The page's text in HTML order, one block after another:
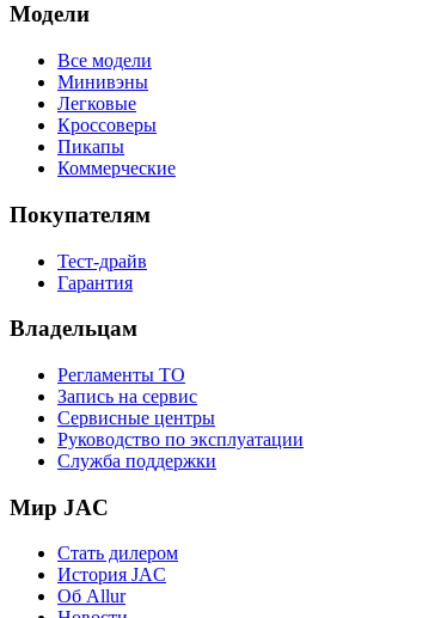
Модели
Все модели
Минивэны
Легковые
Кроссоверы
Пикапы
Коммерческие
Покупателям
Тест-драйв
Гарантия
Владельцам
Регламенты ТО
Запись на сервис
Сервисные центры
Руководство по эксплуатации
Служба поддержки
Мир JAC
Стать дилером
История JAC
Об Allur